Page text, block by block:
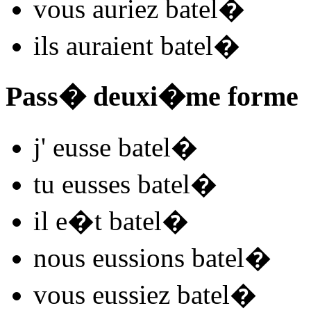
vous auriez batel�
ils auraient batel�
Pass� deuxi�me forme
j' eusse batel�
tu eusses batel�
il e�t batel�
nous eussions batel�
vous eussiez batel�